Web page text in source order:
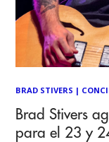
BRAD STIVERS |
Brad Stivers
para el 23 y